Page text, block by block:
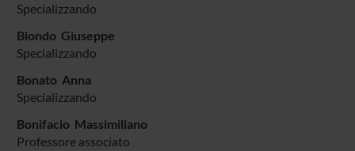
Specializzando
Biondo Giuseppe
Specializzando
Bonato Anna
Specializzando
Bonifacio Massimiliano
Professore associato